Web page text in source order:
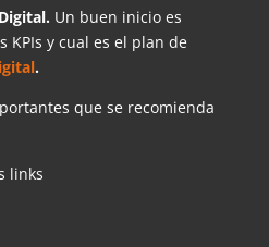
Un buen inicio es
KPIs y cual es el plan de
.
que se recomienda
links